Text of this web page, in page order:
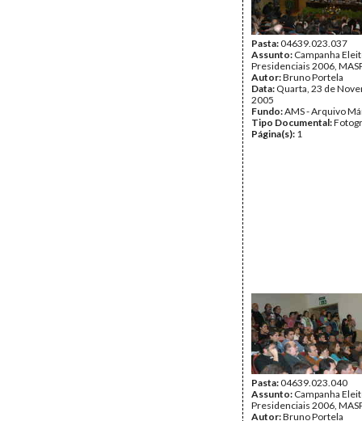
Pasta:04639.023.037
Assunto: Campanha
Presidenciais 2006,
Autor:Bruno Portela
Data: Quarta, 23 de
2005
Fundo:AMS - Arquivo
Tipo Documental:
Página(s): 1
Pasta:04639.023.040
Assunto: Campanha
Presidenciais 2006,
Autor:Bruno Portela